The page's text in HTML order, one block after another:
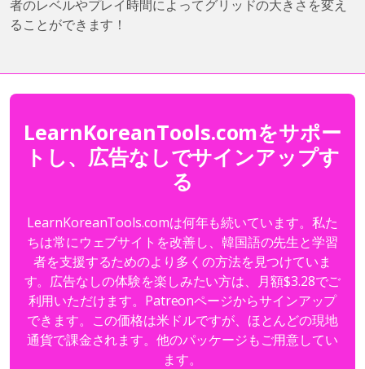
者のレベルやプレイ時間によってグリッドの大きさを変え
ることができます！
LearnKoreanTools.comをサポー
トし、広告なしでサインアップす
る
LearnKoreanTools.comは何年も続いています。私た
ちは常にウェブサイトを改善し、韓国語の先生と学習
者を支援するためのより多くの方法を見つけていま
す。広告なしの体験を楽しみたい方は、月額$3.28でご
利用いただけます。Patreonページからサインアップ
できます。この価格は米ドルですが、ほとんどの現地
通貨で課金されます。他のパッケージもご用意してい
ます。